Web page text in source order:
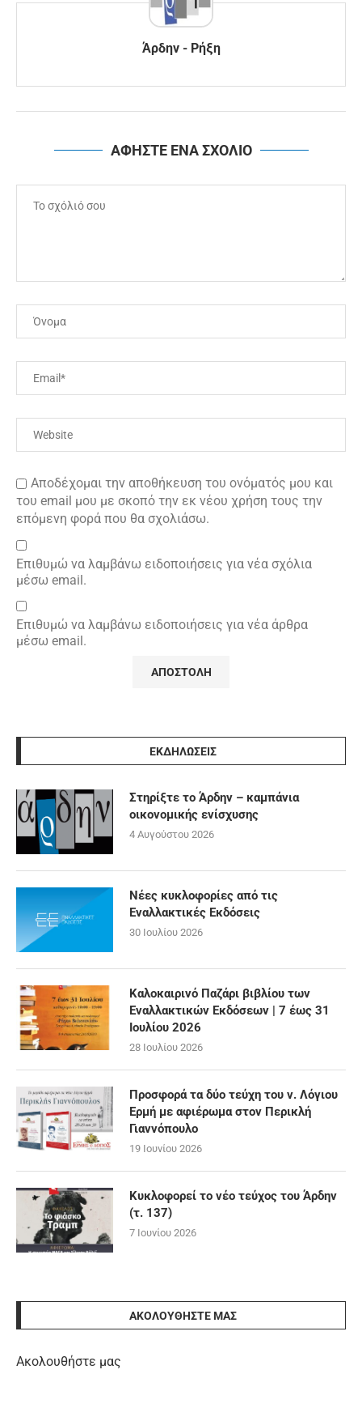
Άρδην - Ρήξη
ΑΦΗΣΤΕ ΕΝΑ ΣΧΟΛΙΟ
Αποδέχομαι την αποθήκευση του ονόματός μου και
του email μου με σκοπό την εκ νέου χρήση τους την
επόμενη φορά που θα σχολιάσω.
Επιθυμώ να λαμβάνω ειδοποιήσεις για νέα σχόλια
μέσω email.
Επιθυμώ να λαμβάνω ειδοποιήσεις για νέα άρθρα
μέσω email.
ΕΚΔΗΛΩΣΕΙΣ
Στηρίξτε το Άρδην – καμπάνια
οικονομικής ενίσχυσης
4 Αυγούστου 2026
Νέες κυκλοφορίες από τις
Εναλλακτικές Εκδόσεις
30 Ιουλίου 2026
Καλοκαιρινό Παζάρι βιβλίου των
Εναλλακτικών Εκδόσεων | 7 έως 31
Ιουλίου 2026
28 Ιουλίου 2026
Προσφορά τα δύο τεύχη του ν. Λόγιου
Ερμή με αφιέρωμα στον Περικλή
Γιαννόπουλο
19 Ιουνίου 2026
Κυκλοφορεί το νέο τεύχος του Άρδην
(τ. 137)
7 Ιουνίου 2026
ΑΚΟΛΟΥΘΉΣΤΕ ΜΑΣ
Ακολουθήστε μας